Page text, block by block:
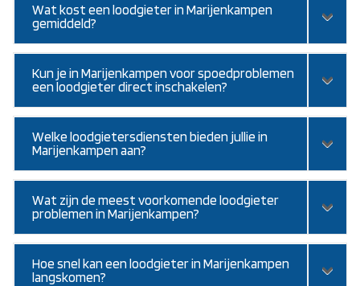
Wat kost een loodgieter in Marijenkampen
gemiddeld?
Kun je in Marijenkampen voor spoedproblemen
een loodgieter direct inschakelen?
Welke loodgietersdiensten bieden jullie in
Marijenkampen aan?
Wat zijn de meest voorkomende loodgieter
problemen in Marijenkampen?
Hoe snel kan een loodgieter in Marijenkampen
langskomen?